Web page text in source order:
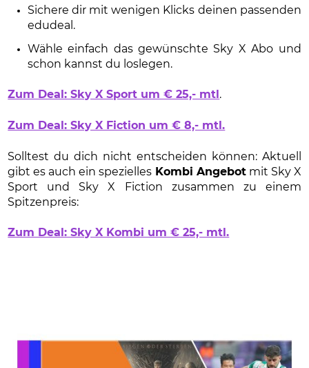
Sichere dir mit wenigen Klicks deinen passenden
edudeal.
Wähle einfach das gewünschte Sky X Abo und
schon kannst du loslegen.
Zum Deal: Sky X Sport um € 25,- mtl .
Zum Deal: Sky X Fiction um € 8,- mtl.
Solltest du dich nicht entscheiden können: Aktuell
gibt es auch ein spezielles Kombi Angebotmit Sky X
Sport und Sky X Fiction zusammen zu einem
Spitzenpreis:
Zum Deal: Sky X Kombi um € 25,- mtl.